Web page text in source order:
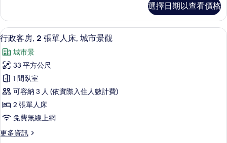
市
景
觀,
邊
間
(Corner)
的
所
有
相
2
張
單
人
床,
城
市
景
觀,
邊
間
(Corner)
詳
選擇日期以查看價格
顯
示
行
政
客
房,
2
張
單
高級寢具、舒適加層、迷你吧、客房
7
行政客房, 2 張單人床, 城市景觀
城市景
33 平方公尺
1 間臥室
可容納 3 人 (依實際入住人數計費)
2 張單人床
免費無線上網
更多資訊
更